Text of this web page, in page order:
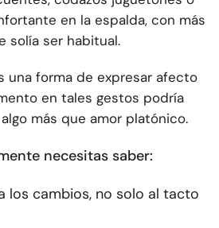
en la espalda, con más
solía ser habitual.
una forma de expresar afecto
en tales gestos podría
más que amor platónico.
necesitas saber:
los cambios, no solo al tacto